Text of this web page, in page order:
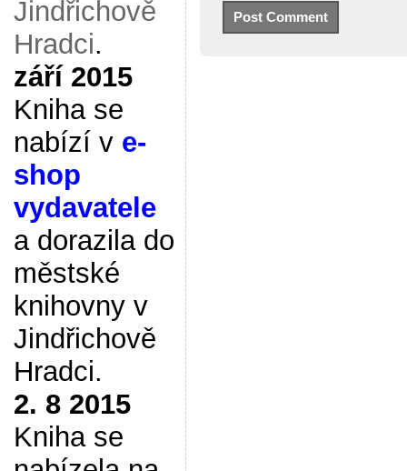
Jindřichově
Hradci.
září 2015
Kniha se
nabízí v e-
shop
vydavatele
a dorazila do
městské
knihovny v
Jindřichově
Hradci.
2. 8 2015
Kniha se